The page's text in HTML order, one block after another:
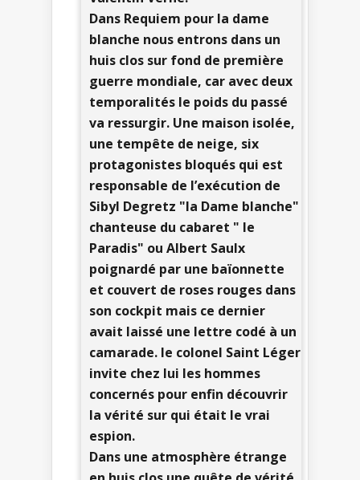
Dans Requiem pour la dame
blanche nous entrons dans un
huis clos sur fond de première
guerre mondiale, car avec deux
temporalités le poids du passé
va ressurgir. Une maison isolée,
une tempête de neige, six
protagonistes bloqués qui est
responsable de l’exécution de
Sibyl Degretz "la Dame blanche"
chanteuse du cabaret " le
Paradis" ou Albert Saulx
poignardé par une baïonnette
et couvert de roses rouges dans
son cockpit mais ce dernier
avait laissé une lettre codé à un
camarade. le colonel Saint Léger
invite chez lui les hommes
concernés pour enfin découvrir
la vérité sur qui était le vrai
espion.
Dans une atmosphère étrange